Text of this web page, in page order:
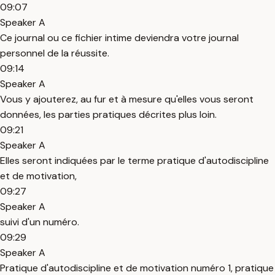
09:07
Speaker A
Ce journal ou ce fichier intime deviendra votre journal
personnel de la réussite.
09:14
Speaker A
Vous y ajouterez, au fur et à mesure qu'elles vous seront
données, les parties pratiques décrites plus loin.
09:21
Speaker A
Elles seront indiquées par le terme pratique d'autodiscipline
et de motivation,
09:27
Speaker A
suivi d'un numéro.
09:29
Speaker A
Pratique d'autodiscipline et de motivation numéro 1, pratique